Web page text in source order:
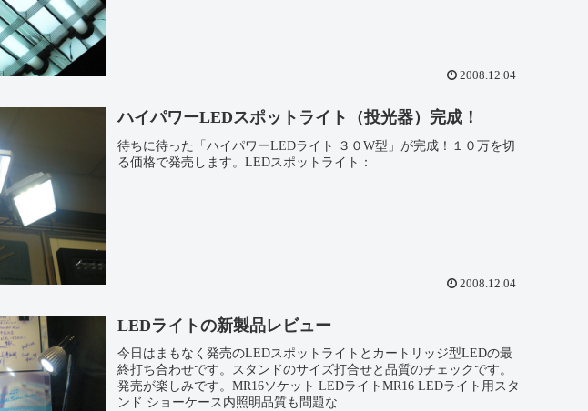
2008.12.04
ハイパワーLEDスポットライト（投光器）完成！
待ちに待った「ハイパワーLEDライト ３０W型」が完成！１０万を切
る価格で発売します。LEDスポットライト：
2008.12.04
LEDライトの新製品レビュー
今日はまもなく発売のLEDスポットライトとカートリッジ型LEDの最
終打ち合わせです。スタンドのサイズ打合せと品質のチェックです。
発売が楽しみです。MR16ソケット LEDライトMR16 LEDライト用スタ
ンド ショーケース内照明品質も問題な...